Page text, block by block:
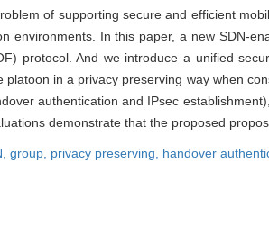
of supporting secure and efficient
environments. In this paper, a new SDN-
protocol. And we introduce a unified
platoon in a privacy preserving way when
authentication and IPsec
demonstrate that the proposed
group, privacy preserving, handover